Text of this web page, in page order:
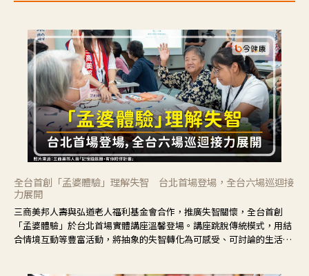
全台首創「孟婆體驗」理解失智 台北首場登場，全台六場巡迴接
力展開
三商美邦人壽與弘道老人福利基金會合作，推廣失智關懷，全台首創
「孟婆體驗」於台北首場實體講座溫馨登場。講座跳脫傳統模式，用結
合情境互動等豐富活動，將抽象的失智轉化為可感受、可討論的生活情